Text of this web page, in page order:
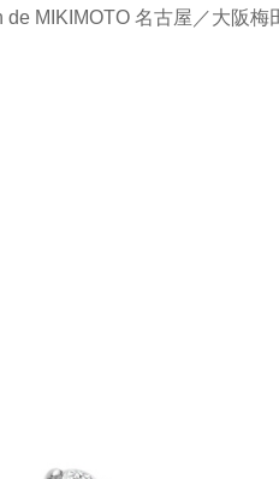
MIKIMOTO 名古屋／大阪梅